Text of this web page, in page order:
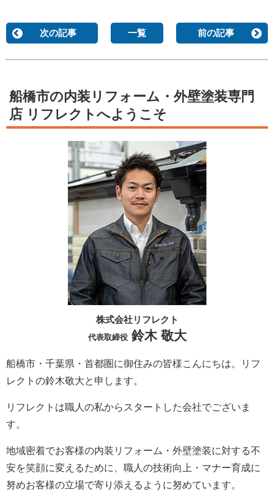
次の記事 一覧 前の記事
船橋市の内装リフォーム・外壁塗装専門
店 リフレクトへようこそ
株式会社リフレクト
代表取締役鈴木 敬大
船橋市・千葉県・首都圏に御住みの皆様こんにちは。
リフ
レクト の鈴木敬大と申します。
リフレクト は職人の私からスタートした会社でございま
す。
地域密着でお客様の内装リフォーム・外壁塗装に対する不
安を笑顔に変えるために、職人の技術向上・マナー育成に
努めお客様の立場で寄り添えるように努めています。